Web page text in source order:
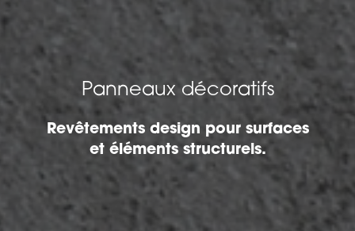
Panneaux décoratifs
Revêtements design pour surfaces
et éléments structurels.